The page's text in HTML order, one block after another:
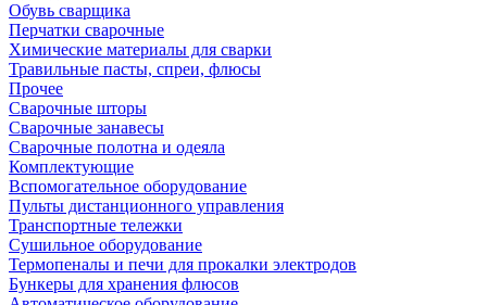
Обувь сварщика
Перчатки сварочные
Химические материалы для сварки
Травильные пасты, спреи, флюсы
Прочее
Сварочные шторы
Сварочные занавесы
Сварочные полотна и одеяла
Комплектующие
Вспомогательное оборудование
Пульты дистанционного управления
Транспортные тележки
Сушильное оборудование
Термопеналы и печи для прокалки электродов
Бункеры для хранения флюсов